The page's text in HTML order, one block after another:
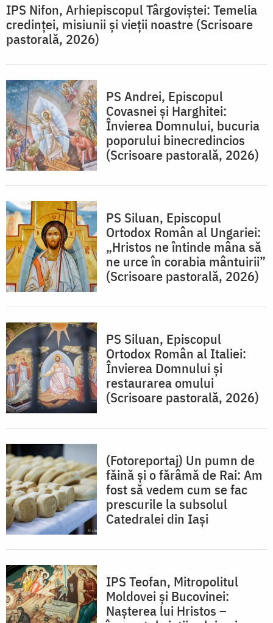
IPS Nifon, Arhiepiscopul Târgoviştei: Temelia
credinței, misiunii și vieții noastre (Scrisoare
pastorală, 2026)
PS Andrei, Episcopul
Covasnei și Harghitei:
Învierea Domnului, bucuria
poporului binecredincios
(Scrisoare pastorală, 2026)
PS Siluan, Episcopul
Ortodox Român al Ungariei:
„Hristos ne întinde mâna să
ne urce în corabia mântuirii”
(Scrisoare pastorală, 2026)
PS Siluan, Episcopul
Ortodox Român al Italiei:
Învierea Domnului și
restaurarea omului
(Scrisoare pastorală, 2026)
(Fotoreportaj) Un pumn de
făină și o fărâmă de Rai: Am
fost să vedem cum se fac
prescurile la subsolul
Catedralei din Iași
IPS Teofan, Mitropolitul
Moldovei și Bucovinei:
Nașterea lui Hristos –